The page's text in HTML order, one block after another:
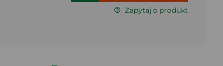
Zapytaj o produkt